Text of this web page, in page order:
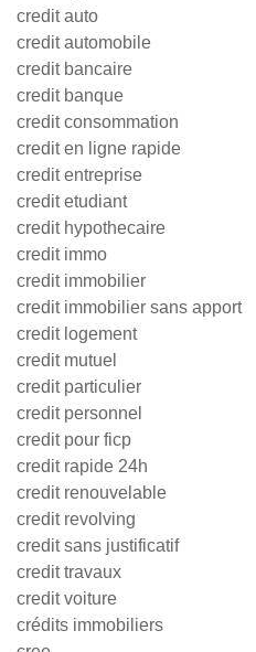
credit auto
credit automobile
credit bancaire
credit banque
credit consommation
credit en ligne rapide
credit entreprise
credit etudiant
credit hypothecaire
credit immo
credit immobilier
credit immobilier sans apport
credit logement
credit mutuel
credit particulier
credit personnel
credit pour ficp
credit rapide 24h
credit renouvelable
credit revolving
credit sans justificatif
credit travaux
credit voiture
crédits immobiliers